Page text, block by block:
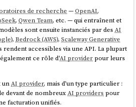
de recherche —OpenAI,
,Qwen Team, etc. — qui entraînent et
sont ensuite instanciés par desAI
,Bedrock (AWS),Scaleway Generative
rendent accessibles via une API. La plupart
ce rôle d'AI provider pour leurs
unAI provider, mais d'un type particulier :
devant de nombreuxAI providers pour
facturation unifiés.